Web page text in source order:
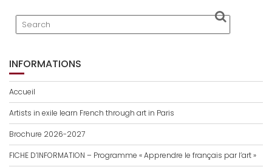
INFORMATIONS
Accueil
Artists in exile learn French through art in Paris
Brochure 2026-2027
FICHE D’INFORMATION – Programme « Apprendre le français par l’art »